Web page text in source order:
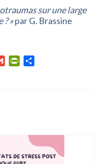
sur une large
»par G. Brassine
Gmail PrintFriendly